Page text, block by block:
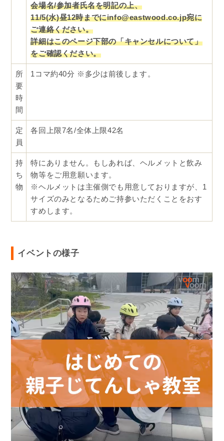
会場名/参加者氏名を明記の上、
11/5(水)昼12時までにinfo@eastwood.co.jp宛に
ご連絡ください。
詳細はこのページ下部の「キャンセルについて」
をご確認ください。
所
要
時
間
1コマ約40分 ※多少は前後します。
定
員
各回上限7名/全体上限42名
持
ち
物
特にありません。もしあれば、ヘルメットと飲み
物等をご用意願います。
※ヘルメットは主催側でも用意しておりますが、1
サイズのみとなるためご持参いただくことをおす
すめします。
イベントの様子